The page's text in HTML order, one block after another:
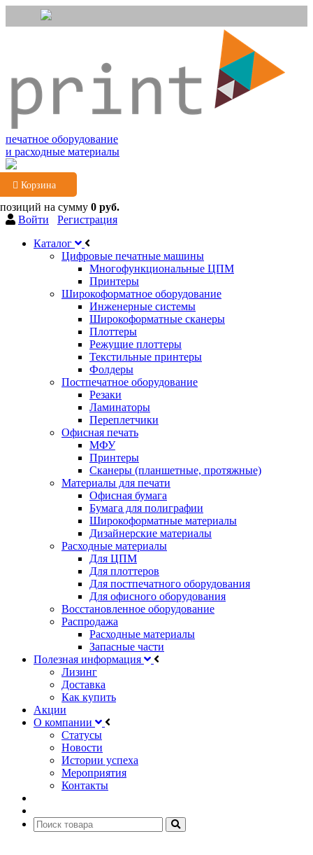
печатное оборудование
и расходные материалы
Корзина
на сумму 0 руб.
Войти
Регистрация
Каталог
Цифровые печатные машины
Многофункциональные ЦПМ
Принтеры
Широкоформатное оборудование
Инженерные системы
Широкоформатные сканеры
Плоттеры
Режущие плоттеры
Текстильные принтеры
Фолдеры
Постпечатное оборудование
Резаки
Ламинаторы
Переплетчики
Офисная печать
МФУ
Принтеры
Сканеры (планшетные, протяжные)
Материалы для печати
Офисная бумага
Бумага для полиграфии
Широкоформатные материалы
Дизайнерские материалы
Расходные материалы
Для ЦПМ
Для плоттеров
Для постпечатного оборудования
Для офисного оборудования
Восстановленное оборудование
Распродажа
Расходные материалы
Запасные части
Полезная информация
Лизинг
Доставка
Как купить
Акции
О компании
Статусы
Новости
Истории успеха
Мероприятия
Контакты